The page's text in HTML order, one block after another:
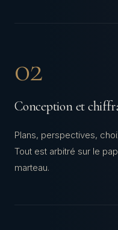
02
Conception et
Plans, perspectives,
Tout est arbitré sur le
marteau.